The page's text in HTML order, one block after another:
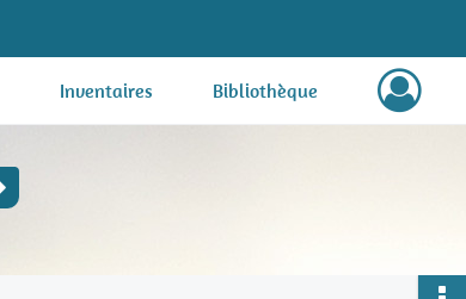
Inventaires Bibliothèque